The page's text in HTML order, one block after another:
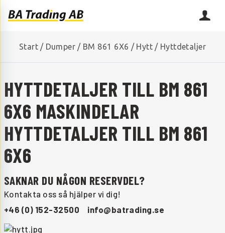
Start / Dumper / BM 861 6X6 / Hytt / Hyttdetaljer
HYTTDETALJER TILL BM 861
6X6 MASKINDELAR
HYTTDETALJER TILL BM 861
6X6
SAKNAR DU NÅGON RESERVDEL?
Kontakta oss så hjälper vi dig!
+46 (0) 152-32500
info@batrading.se